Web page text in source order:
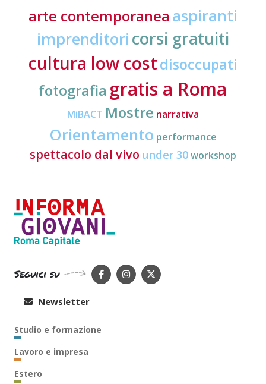
arte contemporanea aspiranti
imprenditori corsi gratuiti
cultura low costdisoccupati
fotografia gratis a Roma
MiBACT Mostre narrativa
Orientamento performance
spettacolo dal vivo under 30workshop
Seguici su
Newsletter
Studio e formazione
Lavoro e impresa
Estero